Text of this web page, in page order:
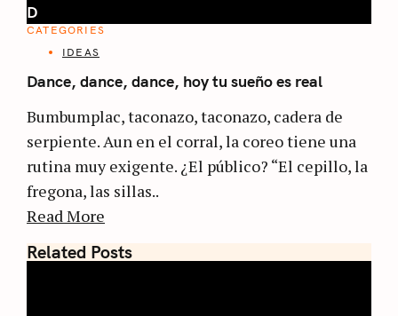
D
CATEGORIES
IDEAS
Dance, dance, dance, hoy tu sueño es real
Bumbumplac, taconazo, taconazo, cadera de
serpiente. Aun en el corral, la coreo tiene una
rutina muy exigente. ¿El público? “El cepillo, la
fregona, las sillas..
Read More
Related Posts